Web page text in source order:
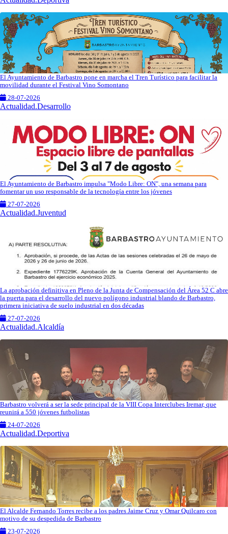
El Ayuntamiento de Barbastro pone en marcha el Tren Turístico para facilitar la
movilidad durante el Festival Vino Somontano
28-07-2026
Actualidad.Desarrollo
El Ayuntamiento de Barbastro impulsa "Modo Libre: ON", una semana para
fomentar un uso responsable de la tecnología entre los jóvenes
27-07-2026
Actualidad.Juventud
La aprobación definitiva en Pleno de la Junta de Compensación del Área 52 C abre
la puerta para el desarrollo del nuevo polígono industrial blando de Barbastro,
primera iniciativa de suelo industrial en dos décadas
27-07-2026
Actualidad.Alcaldía
Barbastro volverá a ser la sede principal de la VIII Copa Interclubes Iremar, que
reunirá a 550 jóvenes futbolistas
24-07-2026
Actualidad.Deportiva
El Alcalde Fernando Torres recibe a los padres Jaime Cruz y Omar Quilcaro con
motivo de su despedida de Barbastro
23-07-2026